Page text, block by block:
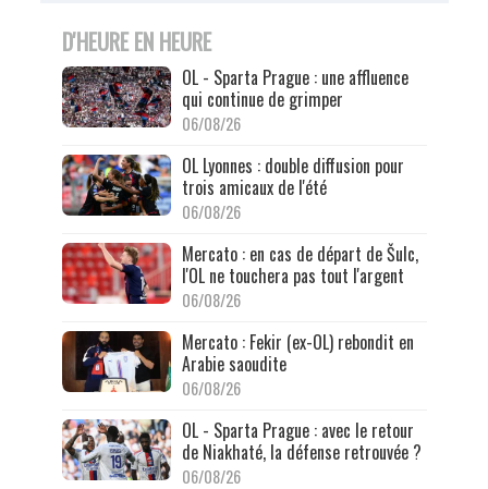
D'HEURE EN HEURE
OL - Sparta Prague : une affluence
qui continue de grimper
06/08/26
OL Lyonnes : double diffusion pour
trois amicaux de l'été
06/08/26
Mercato : en cas de départ de Šulc,
l'OL ne touchera pas tout l'argent
06/08/26
Mercato : Fekir (ex-OL) rebondit en
Arabie saoudite
06/08/26
OL - Sparta Prague : avec le retour
de Niakhaté, la défense retrouvée ?
06/08/26